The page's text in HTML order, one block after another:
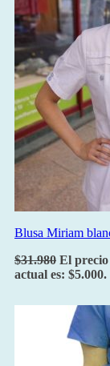
Blusa Miriam
$31.980 El
actual es: $5.000.